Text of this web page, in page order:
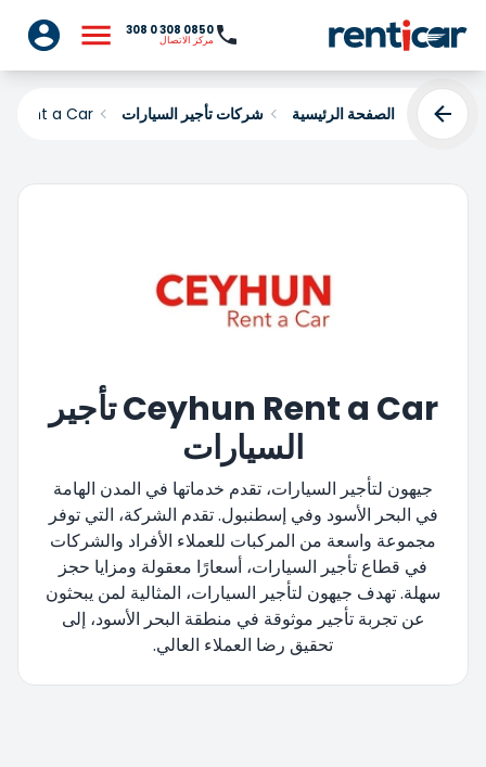
0850 308 0 308
مركز الاتصال
الصفحة الرئيسية شركات تأجير السيارات Rent a Car
Ceyhun Rent a Car تأجير
السيارات
جيهون لتأجير السيارات، تقدم خدماتها في المدن الهامة
في البحر الأسود وفي إسطنبول. تقدم الشركة، التي توفر
مجموعة واسعة من المركبات للعملاء الأفراد والشركات
في قطاع تأجير السيارات، أسعارًا معقولة ومزايا حجز
سهلة. تهدف جيهون لتأجير السيارات، المثالية لمن يبحثون
عن تجربة تأجير موثوقة في منطقة البحر الأسود، إلى
تحقيق رضا العملاء العالي.